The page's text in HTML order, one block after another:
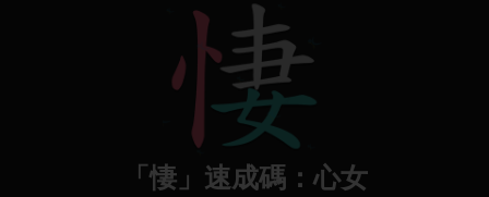
「悽」速成碼：心女